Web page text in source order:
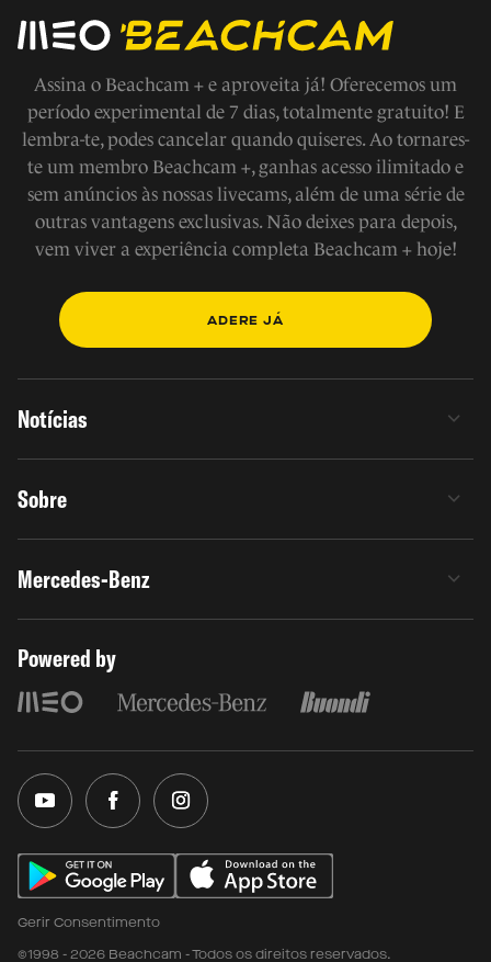
Assina o Beachcam + e aproveita já! Oferecemos um
período experimental de 7 dias, totalmente gratuito! E
lembra-te, podes cancelar quando quiseres. Ao tornares-
te um membro Beachcam +, ganhas acesso ilimitado e
sem anúncios às nossas livecams, além de uma série de
outras vantagens exclusivas. Não deixes para depois,
vem viver a experiência completa Beachcam + hoje!
ADERE JÁ
Notícias
Sobre
Mercedes-Benz
Powered by
Gerir Consentimento
©1998 - 2026 Beachcam - Todos os direitos reservados.